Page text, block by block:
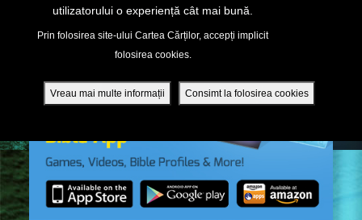
utilizatorului o experiență cât mai bună.
Prin folosirea site-ului Cartea Cărților, accepți implicit
folosirea cookies.
Vreau mai multe informații Consimt la folosirea cookies
DVD - Sezoane 1-4
mobilă